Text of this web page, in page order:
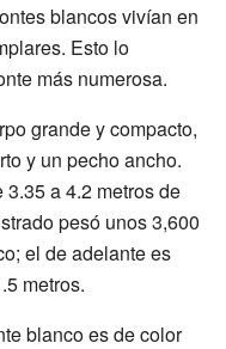
blancos vivían en
Esto lo
más numerosa.
grande y compacto,
y un pecho ancho.
3.35 a 4.2 metros de
pesó unos 3,600
el de adelante es
metros.
blanco es de color